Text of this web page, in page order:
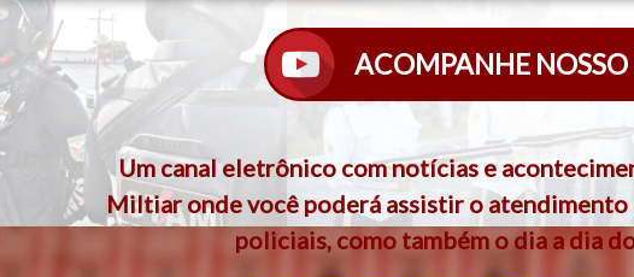
ACOMPANHE
Um canal eletrônico com notícias e
Miltiar onde você poderá assistir o atendimento
policiais, como também o dia a dia